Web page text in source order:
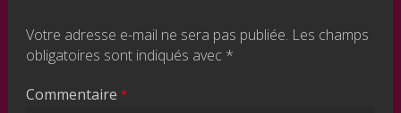
Votre adresse e-mail ne sera pas publiée. Les champs
obligatoires sont indiqués avec *
Commentaire*